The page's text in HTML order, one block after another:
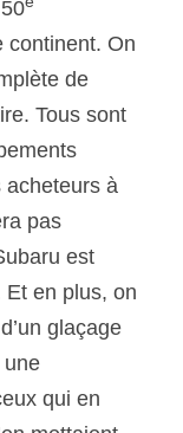
continent. On
de
Tous sont
à
pas
est
en plus, on
glaçage
une
qui en